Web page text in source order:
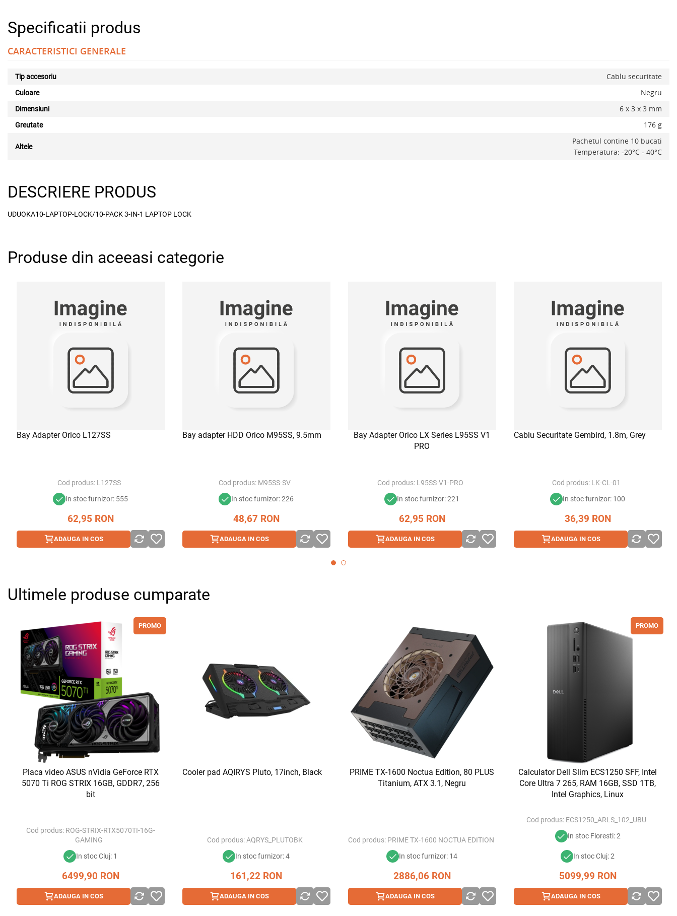
Specificatii produs
CARACTERISTICI GENERALE
Tip accesoriu Cablu securitate
Culoare Negru
Dimensiuni 6 x 3 x 3 mm
Greutate 176 g
Altele
Pachetul contine 10 bucati
Temperatura: -20°C - 40°C
DESCRIERE PRODUS
UDUOKA10-LAPTOP-LOCK/10-PACK 3-IN-1 LAPTOP LOCK
Produse din aceeasi categorie
Bay Adapter Orico L127SS
Cod produs: L127SS
In stoc furnizor: 555
62,95 RON
ADAUGA IN COS
Bay adapter HDD Orico M95SS, 9.5mm
Cod produs: M95SS-SV
In stoc furnizor: 226
48,67 RON
ADAUGA IN COS
Bay Adapter Orico LX Series L95SS V1
PRO
Cod produs: L95SS-V1-PRO
In stoc furnizor: 221
62,95 RON
ADAUGA IN COS
Cablu Securitate Gembird, 1.8m, Grey
Cod produs: LK-CL-01
In stoc furnizor: 100
36,39 RON
ADAUGA IN COS
Ultimele produse cumparate
PROMO
Placa video ASUS nVidia GeForce RTX
5070 Ti ROG STRIX 16GB, GDDR7, 256
bit
Cod produs: ROG-STRIX-RTX5070TI-16G-
GAMING
In stoc Cluj: 1
6499,90 RON
ADAUGA IN COS
Cooler pad AQIRYS Pluto, 17inch, Black
Cod produs: AQRYS_PLUTOBK
In stoc furnizor: 4
161,22 RON
ADAUGA IN COS
PRIME TX-1600 Noctua Edition, 80 PLUS
Titanium, ATX 3.1, Negru
Cod produs: PRIME TX-1600 NOCTUA EDITION
In stoc furnizor: 14
2886,06 RON
ADAUGA IN COS
PROMO
Calculator Dell Slim ECS1250 SFF, Intel
Core Ultra 7 265, RAM 16GB, SSD 1TB,
Intel Graphics, Linux
Cod produs: ECS1250_ARLS_102_UBU
In stoc Floresti: 2
In stoc Cluj: 2
5099,99 RON
ADAUGA IN COS